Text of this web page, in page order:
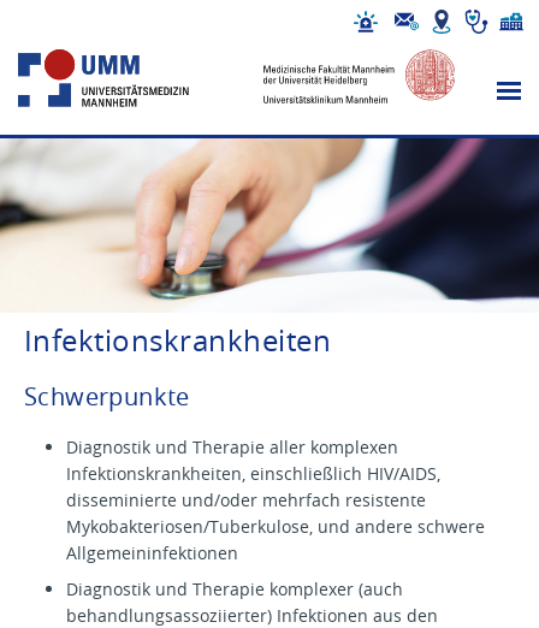
Infektionskrankheiten
Schwerpunkte
Diagnostik und Therapie aller komplexen
Infektionskrankheiten, einschließlich HIV/AIDS,
disseminierte und/oder mehrfach resistente
Mykobakteriosen/Tuberkulose, und andere schwere
Allgemeininfektionen
Diagnostik und Therapie komplexer (auch
behandlungsassoziierter) Infektionen aus den